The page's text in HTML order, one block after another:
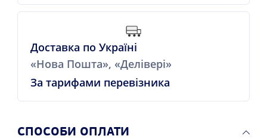
Доставка по Україні
«Нова Пошта», «Делівері»
За тарифами перевізника
СПОСОБИ ОПЛАТИ